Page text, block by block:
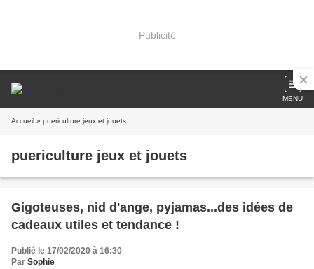
Publicité
MENU
Accueil » puericulture jeux et jouets
puericulture jeux et jouets
Gigoteuses, nid d'ange, pyjamas...des idées de
cadeaux utiles et tendance !
Publié le 17/02/2020 à 16:30
Par Sophie